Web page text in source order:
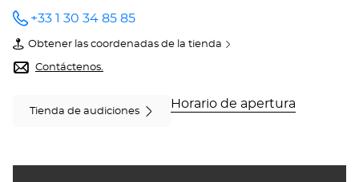
número
de
teléfono
+33 1 30 34 85 85
Obtener las coordenadas de la tienda
de
Opticien
CHAMBLY
Contáctenos.
Tienda de audiciones
Horario de apertura